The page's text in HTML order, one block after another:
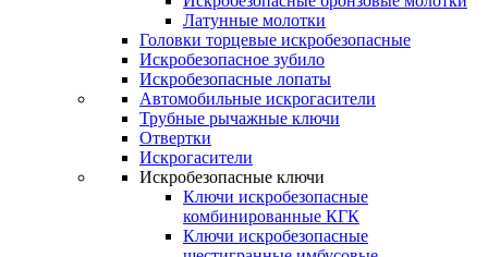
Латунные молотки
Головки торцевые искробезопасные
Искробезопасное зубило
Искробезопасные лопаты
Автомобильные искрогасители
Трубные рычажные ключи
Отвертки
Искрогасители
Искробезопасные ключи
Ключи искробезопасные
комбинированные КГК
Ключи искробезопасные